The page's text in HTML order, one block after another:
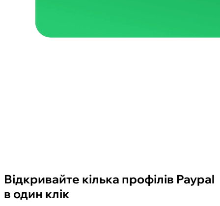
Відкривайте кілька профілів Paypal
в один клік